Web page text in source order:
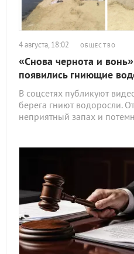
4 августа, 18:02 ОБЩЕСТВО
«Снова чернота и
появились гниющие
В соцсетях публикуют
берега гниют водоросли.
неприятный запах и